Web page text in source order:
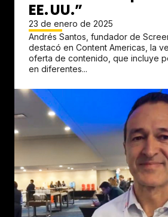
EE. UU.”
23 de enero de 2025
Andrés Santos, fundador de
destacó en Content Americas, la
oferta de contenido, que incluye
en diferentes...